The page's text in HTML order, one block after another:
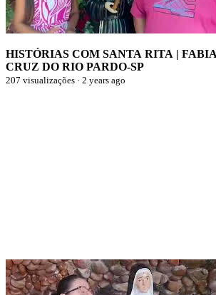
HISTÓRIAS COM SANTA RITA |
CRUZ DO RIO PARDO-SP
207 visualizações · 2 years ago